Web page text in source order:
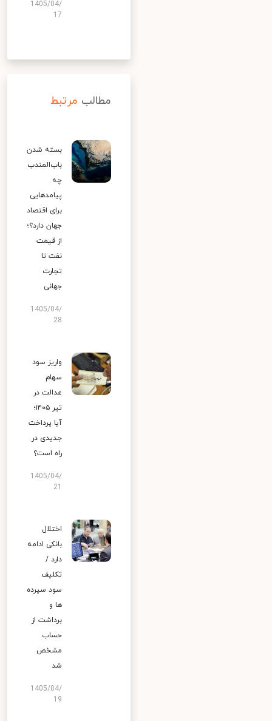
1405/04/
17
مطالب مرتبط
بسته شدن
باب‌المندب
چه
پیامدهایی
برای اقتصاد
جهان دارد؟؛
از قیمت
نفت تا
تجارت
جهانی
1405/04/
28
واریز سود
سهام
عدالت در
تیر ۱۴۰۵؛
آیا پرداخت
جدیدی در
راه است؟
1405/04/
اختلال
بانکی ادامه
دارد /
تکلیف
سود سپرده
ها و
برداشت از
حساب
مشخص
شد
1405/04/
19